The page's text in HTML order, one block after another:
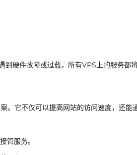
到硬件故障或过载，所有VPS上的服务都
。它不仅可以提高网站的访问速度，还能
管服务。